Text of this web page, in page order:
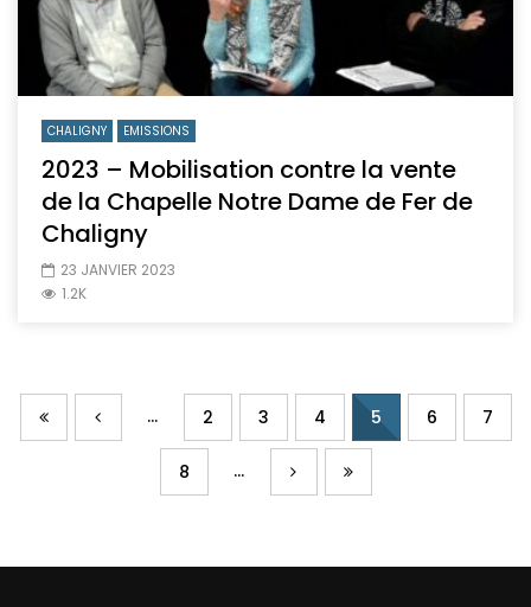
CHALIGNY EMISSIONS
2023 – Mobilisation contre la vente
de la Chapelle Notre Dame de Fer de
Chaligny
23 JANVIER 2023
1.2K
... 2 3 4 5 6 7
8 ...